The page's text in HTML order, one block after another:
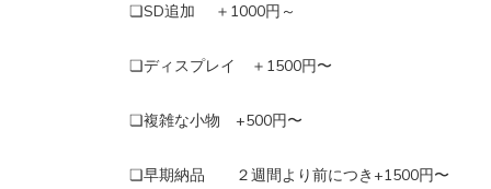
❏SD追加 ＋1000円～
❏ディスプレイ ＋1500円〜
❏複雑な小物 +500円〜
❏早期納品 ２週間より前につき+1500円〜